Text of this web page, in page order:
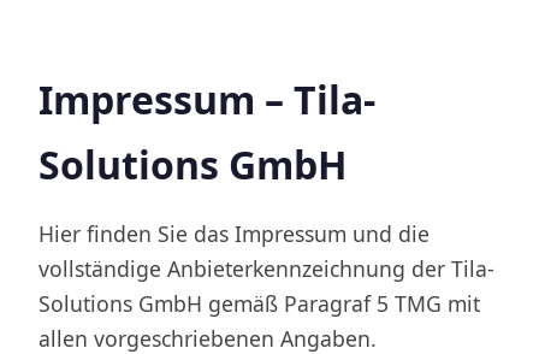
Impressum – Tila-
Solutions GmbH
Hier finden Sie das Impressum und die
vollständige Anbieterkennzeichnung der Tila-
Solutions GmbH gemäß Paragraf 5 TMG mit
allen vorgeschriebenen Angaben.